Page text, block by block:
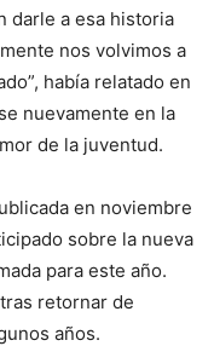
darle a esa historia
nos volvimos a
había relatado en
nuevamente en la
de la juventud.
en noviembre
sobre la nueva
para este año.
retornar de
años.